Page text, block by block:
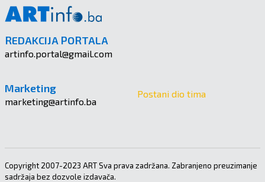
REDAKCIJA PORTALA
artinfo.portal@gmail.com
Marketing
marketing@artinfo.ba
Postani dio tima
Copyright 2007-2023 ART Sva prava zadržana. Zabranjeno preuzimanje
sadržaja bez dozvole izdavača.